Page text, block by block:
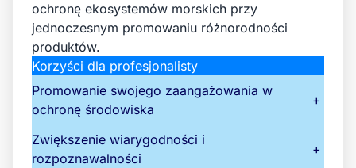
ochronę ekosystemów morskich przy
jednoczesnym promowaniu różnorodności
produktów.
Korzyści dla profesjonalisty
Promowanie swojego zaangażowania w
ochronę środowiska
+
Zwiększenie wiarygodności i
rozpoznawalności
+